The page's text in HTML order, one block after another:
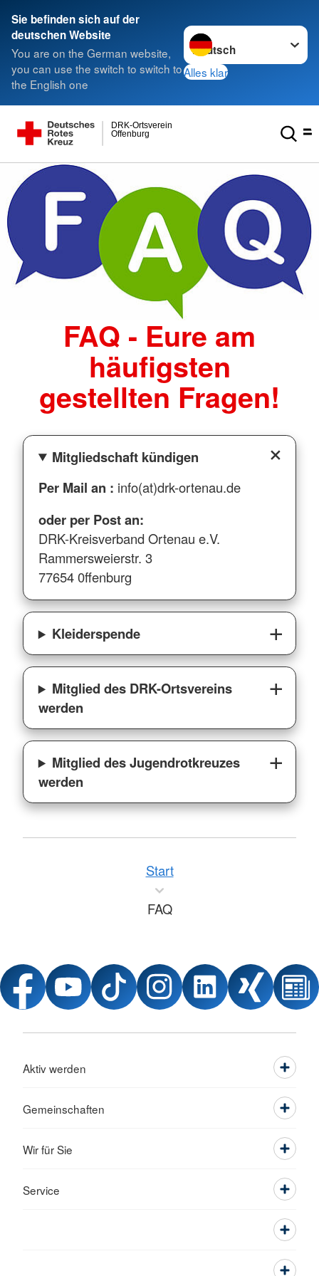
Sie befinden sich auf der
deutschen Website
You are on the German website,
you can use the switch to switch to
the English one
Sprache wechseln zu
Alles klar
Offenburg
DRK-Ortsverein
FAQ - Eure am
häufigsten
gestellten Fragen!
Mitgliedschaft kündigen
Per Mail an : info(at)drk-ortenau.de
oder per Post an:
DRK-Kreisverband Ortenau e.V.
Rammersweierstr. 3
77654 0ffenburg
Kleiderspende
Mitglied des DRK-Ortsvereins
werden
Mitglied des Jugendrotkreuzes
werden
Start
FAQ
Aktiv werden
Gemeinschaften
Wir für Sie
Service